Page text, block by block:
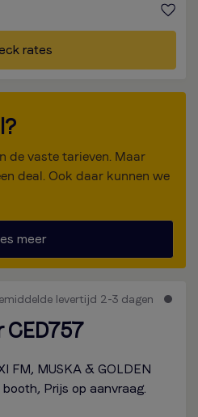
rates
de vaste tarieven. Maar
deal. Ook daar kunnen we
meer
levertijd 2-3 dagen
CED757
FM, MUSKA & GOLDEN
Prijs op aanvraag.